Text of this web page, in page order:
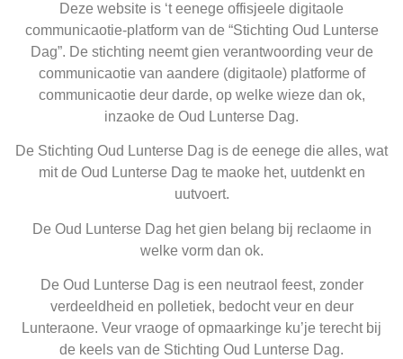
Deze website is ‘t eenege offisjeele digitaole
communicaotie-platform van de “Stichting Oud Lunterse
Dag”. De stichting neemt gien verantwoording veur de
communicaotie van aandere (digitaole) platforme of
communicaotie deur darde, op welke wieze dan ok,
inzaoke de Oud Lunterse Dag.
De Stichting Oud Lunterse Dag is de eenege die alles, wat
mit de Oud Lunterse Dag te maoke het, uutdenkt en
uutvoert.
De Oud Lunterse Dag het gien belang bij reclaome in
welke vorm dan ok.
De Oud Lunterse Dag is een neutraol feest, zonder
verdeeldheid en polletiek, bedocht veur en deur
Lunteraone. Veur vraoge of opmaarkinge ku’je terecht bij
de keels van de Stichting Oud Lunterse Dag.